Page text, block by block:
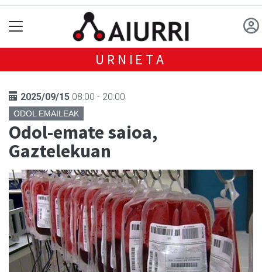
URNIETA
2025/09/15 08:00 - 20:00
ODOL EMAILEAK
Odol-emate saioa,
Gaztelekuan